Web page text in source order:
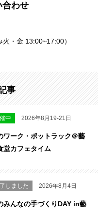
合わせ
・金 13:00~17:00）
事
中 2026年8月19-21日
ワーク・ポットラック＠藝
堂カフェタイム
しました 2026年8月4日
みんなの手づくりDAY in藝